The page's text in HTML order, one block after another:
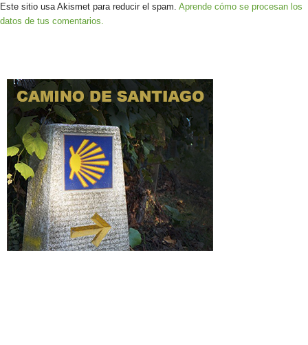
Este sitio usa Akismet para reducir el spam. Aprende cómo se procesan los
datos de tus comentarios.